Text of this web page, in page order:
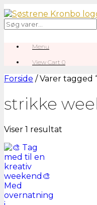
Gå
til
indhold
Søg
efter:
Menu
View
cart
View Cart 0
Forside / Varer tagged
strikke
Viser 1 resultat